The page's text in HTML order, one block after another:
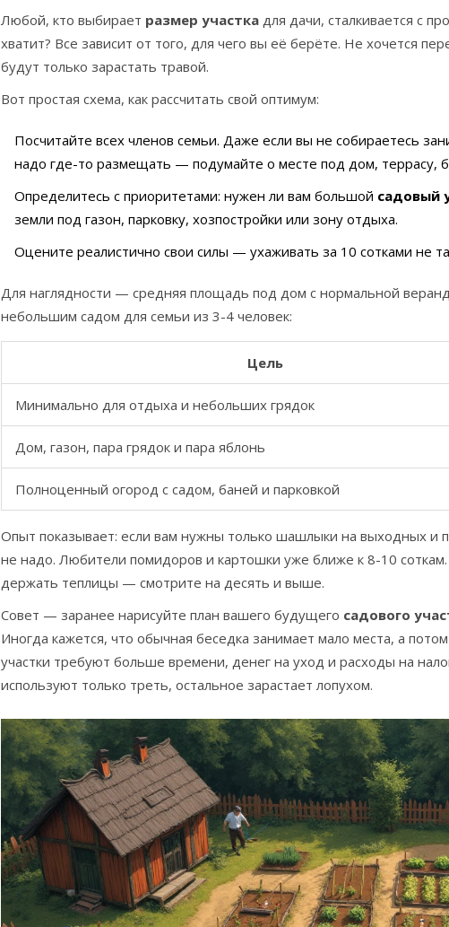
Любой, кто выбирает размер участка для дачи, сталкивается с
хватит? Все зависит от того, для чего вы её берёте. Не хочется
будут только зарастать травой.
Вот простая схема, как рассчитать свой оптимум:
Посчитайте всех членов семьи. Даже если вы не собираетесь
надо где-то размещать — подумайте о месте под дом, террасу,
Определитесь с приоритетами: нужен ли вам большой садовый
земли под газон, парковку, хозпостройки или зону отдыха.
Оцените реалистично свои силы — ухаживать за 10 сотками не
Для наглядности — средняя площадь под дом с нормальной
небольшим садом для семьи из 3-4 человек:
Цель
Минимально для отдыха и небольших грядок
Дом, газон, пара грядок и пара яблонь
Полноценный огород с садом, баней и парковкой
Опыт показывает: если вам нужны только шашлыки на выходных и
не надо. Любители помидоров и картошки уже ближе к 8-10
держать теплицы — смотрите на десять и выше.
Совет — заранее нарисуйте план вашего будущего садового
Иногда кажется, что обычная беседка занимает мало места, а
участки требуют больше времени, денег на уход и расходы на
используют только треть, остальное зарастает лопухом.